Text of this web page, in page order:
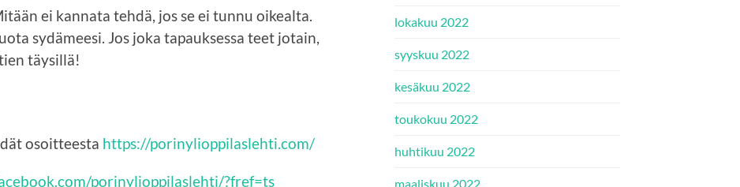
ei kannata tehdä, jos se ei tunnu oikealta.
sydämeesi. Jos joka tapauksessa teet jotain,
täysillä!
osoitteesta https://porinylioppilaslehti.com/
porinylioppilaslehti/?fref=ts
lokakuu 2022
syyskuu 2022
kesäkuu 2022
toukokuu 2022
huhtikuu 2022
maaliskuu 2022